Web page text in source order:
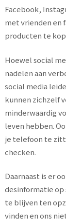
Facebook,
met vrienden en
producten te
Hoewel social
nadelen aan
social media
kunnen zichzelf
minderwaardig
leven hebben.
je telefoon te
checken.
Daarnaast is er
desinformatie op
te blijven ten
vinden en ons